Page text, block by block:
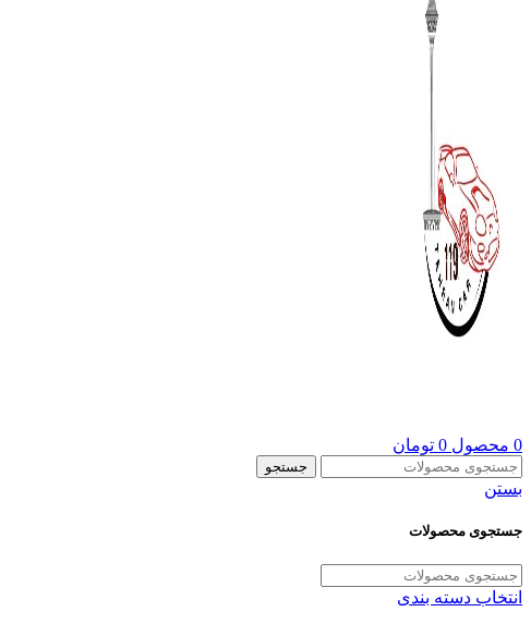
0 محصول 0 تومان
جستجو
بستن
جستجوی محصولات
انتخاب دسته بندی